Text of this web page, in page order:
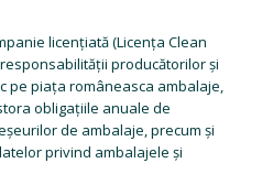
licențiată (Licența Clean
producătorilor și
pe piața româneasca ambalaje,
obligațiile anuale de
de ambalaje, precum și
privind ambalajele și